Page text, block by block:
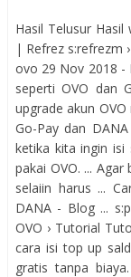
Hasil Telusur
| Refrez s:refrezm
ovo 29 Nov 2018 -
seperti OVO dan
upgrade akun
Go-Pay dan
ketika kita ingin
pakai OVO. ...
selaiin harus ...
DANA - Blog ...
OVO › Tutorial
cara isi top up
gratis tanpa